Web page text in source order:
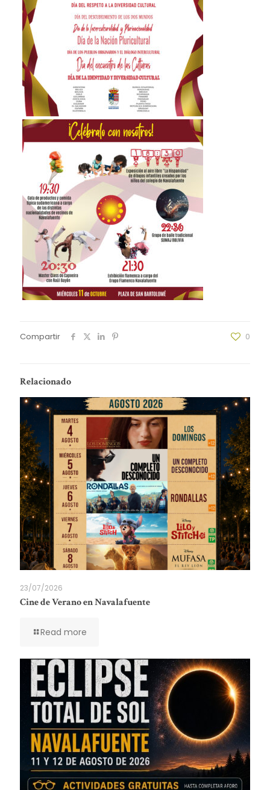
Compartir 0
Relacionado
23/07/2026
Cine de Verano en Navalafuente
Read more